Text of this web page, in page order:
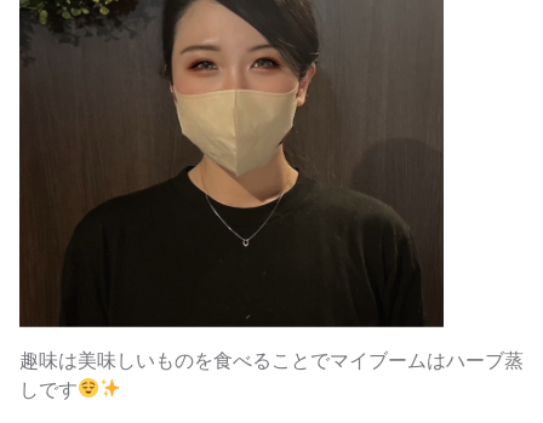
趣味は美味しいものを食べることでマイブームはハーブ蒸
しです